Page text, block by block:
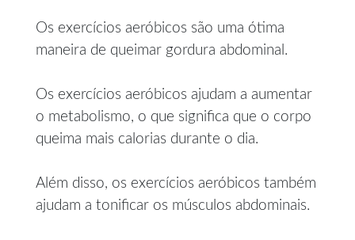
Os exercícios aeróbicos são uma ótima
maneira de queimar gordura abdominal.
Os exercícios aeróbicos ajudam a aumentar
o metabolismo, o que significa que o corpo
queima mais calorias durante o dia.
Além disso, os exercícios aeróbicos também
ajudam a tonificar os músculos abdominais.